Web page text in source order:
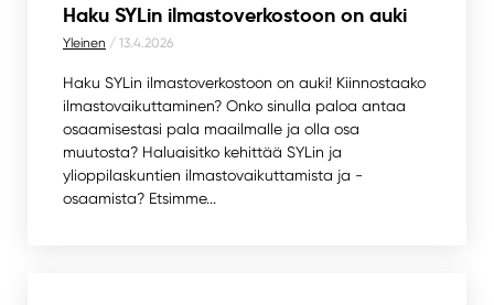
Haku SYLin ilmastoverkostoon on auki
Yleinen / 13.4.2026
Haku SYLin ilmastoverkostoon on auki! Kiinnostaako
ilmastovaikuttaminen? Onko sinulla paloa antaa
osaamisestasi pala maailmalle ja olla osa
muutosta? Haluaisitko kehittää SYLin ja
ylioppilaskuntien ilmastovaikuttamista ja -
osaamista? Etsimme...